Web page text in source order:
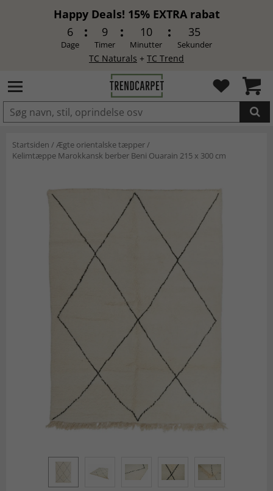
Happy Deals! 15% EXTRA rabat
6
Dage
9
Timer
10
Minutter
34
Sekunder
TC Naturals + TC Trend
LAGT I INDKØBSKURVEN.
Startsiden /Ægte orientalske tæpper/
Kelimtæppe Marokkansk berber Beni Ouarain 215 x 300 cm